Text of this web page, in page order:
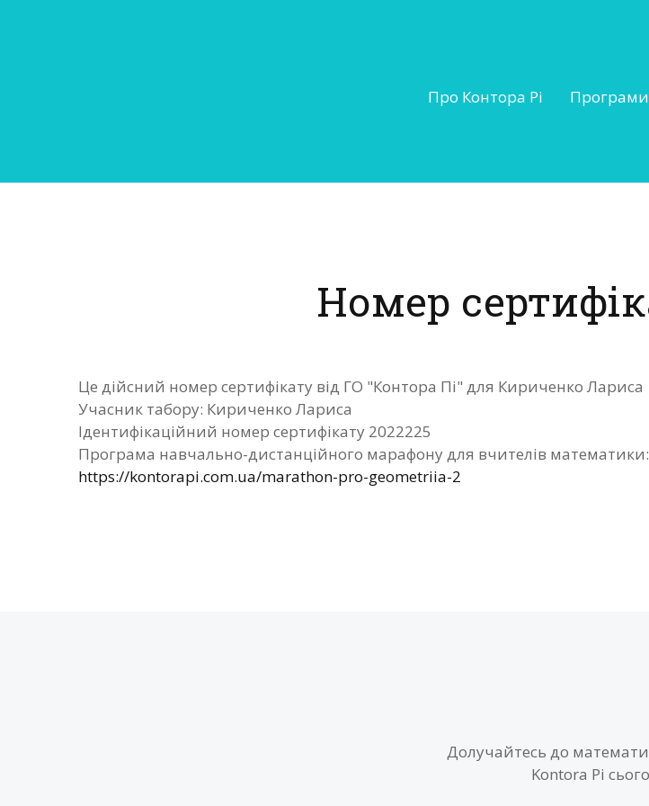
Про Контора Рі Програми
Номер
Це дійсний номер сертифікату від ГО "Контора Пі" для Кириченко Лариса
Учасник табору: Кириченко Лариса
Ідентифікаційний номер сертифікату 2022225
Програма навчально-дистанційного марафону для вчителів математики:
https://kontorapi.com.ua/marathon-pro-geometriia-2
Долучайтесь до
Kontora Pi